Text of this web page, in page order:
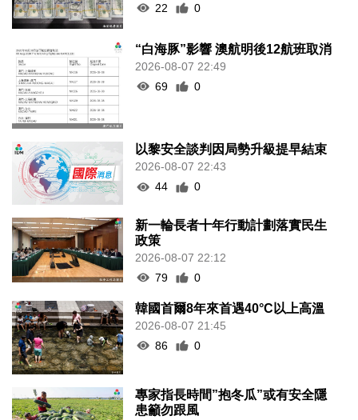
22
0
“白海豚”影響 澳航明後12航班取消
2026-08-07 22:49
69
0
以黎安全談判因局勢升級提早結束
2026-08-07 22:43
44
0
新一輪長者十年行動計劃落實民生
政策
2026-08-07 22:12
79
0
韓國首爾8年來首遇40°C以上高溫
2026-08-07 21:45
86
0
專家指長時間”抱冬瓜”或有安全隱
患籲勿跟風